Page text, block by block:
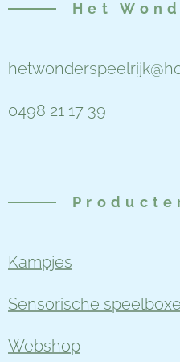
Het
0498 21 17 39
Kampjes
Sensorische
Webshop